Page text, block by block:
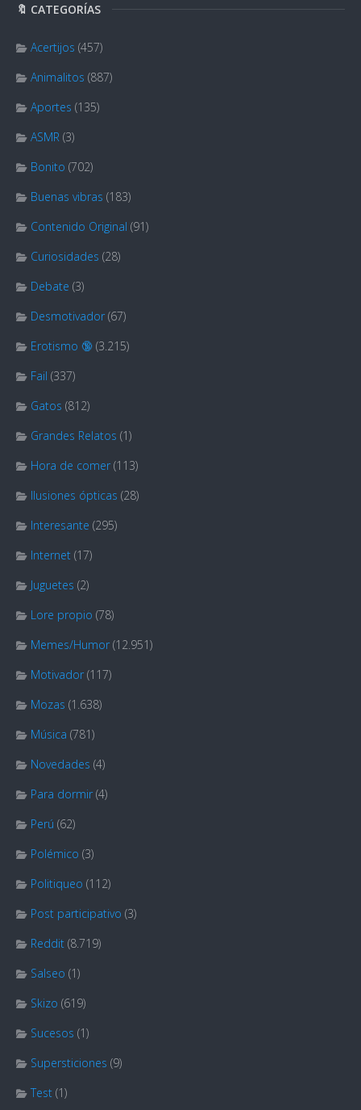
🔖 CATEGORÍAS
Acertijos (457)
Animalitos (887)
Aportes (135)
ASMR (3)
Bonito (702)
Buenas vibras (183)
Contenido Original (91)
Curiosidades (28)
Debate (3)
Desmotivador (67)
Erotismo 🔞 (3.215)
Fail (337)
Gatos (812)
Grandes Relatos (1)
Hora de comer (113)
Ilusiones ópticas (28)
Interesante (295)
Internet (17)
Juguetes (2)
Lore propio (78)
Memes/Humor (12.951)
Motivador (117)
Mozas (1.638)
Música (781)
Novedades (4)
Para dormir (4)
Perú (62)
Polémico (3)
Politiqueo (112)
Post participativo (3)
Reddit (8.719)
Salseo (1)
Skizo (619)
Sucesos (1)
Supersticiones (9)
Test (1)